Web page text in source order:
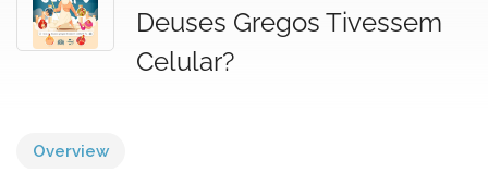
Deuses Gregos Tivessem
Celular?
Overview